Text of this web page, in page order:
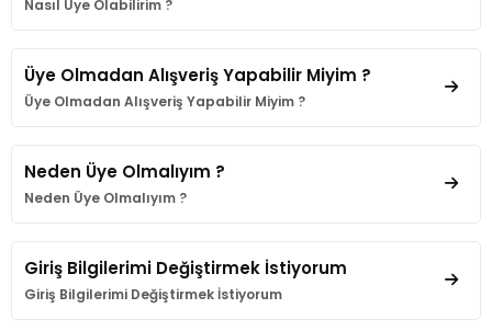
Nasıl Üye Olabilirim ?
Üye Olmadan Alışveriş Yapabilir Miyim ?
Üye Olmadan Alışveriş Yapabilir Miyim ?
Neden Üye Olmalıyım ?
Neden Üye Olmalıyım ?
Giriş Bilgilerimi Değiştirmek İstiyorum
Giriş Bilgilerimi Değiştirmek İstiyorum